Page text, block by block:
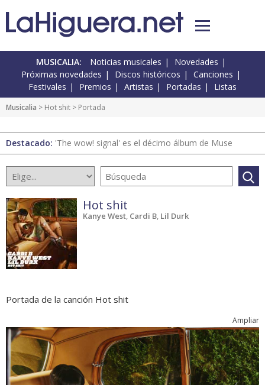
MUSICALIA: Noticias musicales
Novedades
Próximas novedades
Discos históricos
Canciones
Festivales
Premios Artistas Portadas Listas
Musicalia > Hot shit > Portada
Destacado: 'The wow! signal' es el décimo álbum de Muse
Hot shit
Kanye West, Cardi B, Lil Durk
Portada de la canción Hot shit
Ampliar